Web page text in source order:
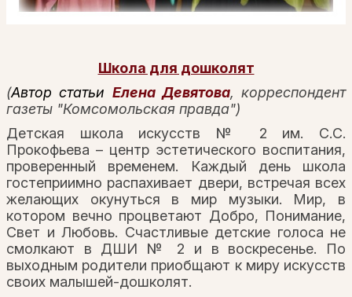
Школа для дошколят
(Автор статьи Елена Девятова, корреспондент
газеты "Комсомольская правда")
Детская школа искусств № 2 им. С.С.
Прокофьева – центр эстетического воспитания,
проверенный временем. Каждый день школа
гостеприимно распахивает двери, встречая всех
желающих окунуться в мир музыки. Мир, в
котором вечно процветают Добро, Понимание,
Свет и Любовь. Счастливые детские голоса не
смолкают в ДШИ № 2 и в воскресенье. По
выходным родители приобщают к миру искусств
своих малышей-дошколят.